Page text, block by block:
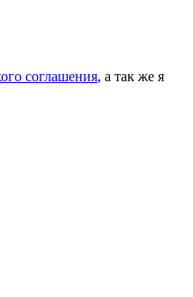
соглашения, а так же я